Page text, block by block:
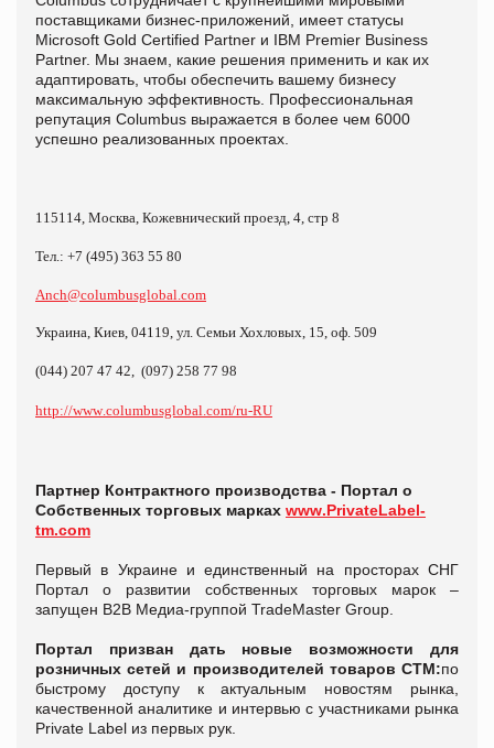
поставщиками бизнес-приложений, имеет статусы
Microsoft Gold Certified Partner и IBM Premier Business
Partner. Мы знаем, какие решения применить и как их
адаптировать, чтобы обеспечить вашему бизнесу
максимальную эффективность. Профессиональная
репутация Columbus выражается в более чем 6000
успешно реализованных проектах.
115114, Москва, Кожевнический проезд, 4, стр 8
Тел.: +7 (495) 363 55 80
Anch@columbusglobal com
Украина, Киев, 04119, ул. Семьи Хохловых, 15, оф. 509
(044) 207 47 42 (097) 258 77 98
http://www.columbusglobal com/ru-RU
Партнер Контрактного производства - Портал о
Собственных торговых марках www.PrivateLabel-
tm.com
Первый в Украине и единственный на просторах СНГ
Портал о развитии собственных торговых марок –
запущен В2В Медиа-группой TradeMaster Group
Портал призван дать новые возможности для
розничных сетей и производителей товаров СТМ:по
быстрому доступу к актуальным новостям рынка,
качественной аналитике и интервью с участниками рынка
Private Label из первых рук.